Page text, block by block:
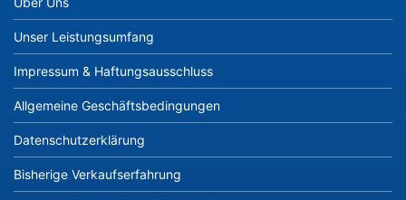
Unser Leistungsumfang
Impressum & Haftungsausschluss
Allgemeine Geschäftsbedingungen
Datenschutzerklärung
Bisherige Verkaufserfahrung